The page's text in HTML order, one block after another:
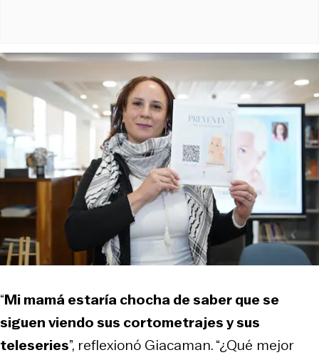
“Mi mamá estaría chocha de saber que se
siguen viendo sus cortometrajes y sus
teleseries”, reflexionó Giacaman. “¿Qué mejor